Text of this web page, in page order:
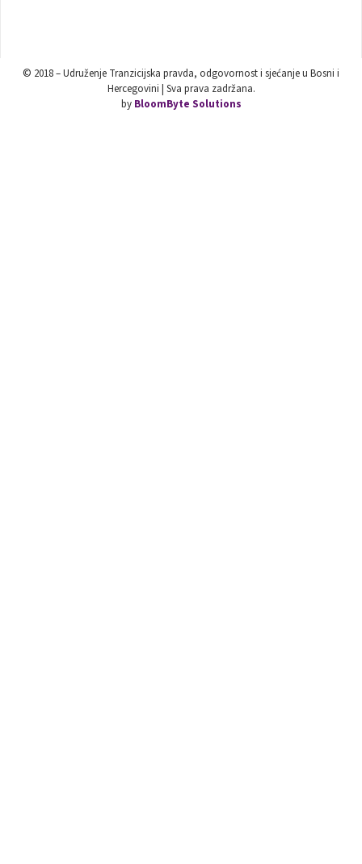
© 2018 – Udruženje Tranzicijska pravda, odgovornost i sjećanje u Bosni i
Hercegovini | Sva prava zadržana.
by BloomByte Solutions